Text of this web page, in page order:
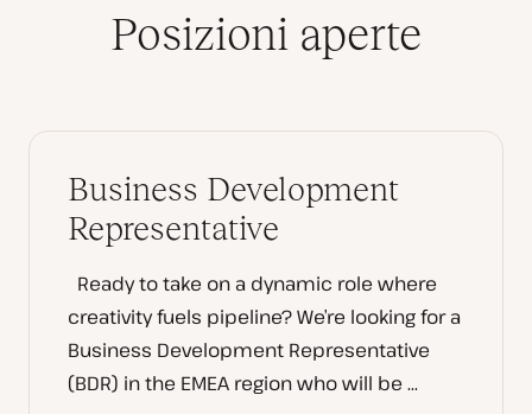
Posizioni aperte
Business Development
Representative
Ready to take on a dynamic role where
creativity fuels pipeline? We’re looking for a
Business Development Representative
(BDR) in the EMEA region who will be ...